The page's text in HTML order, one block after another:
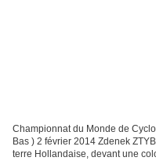
Championnat du Monde de
Bas ) 2 février 2014 Zdenek
terre Hollandaise, devant une